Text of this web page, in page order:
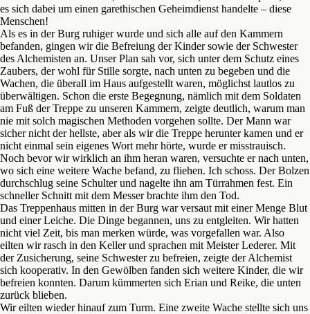
es sich dabei um einen garethischen Geheimdienst handelte – diese
Menschen!
Als es in der Burg ruhiger wurde und sich alle auf den Kammern
befanden, gingen wir die Befreiung der Kinder sowie der Schwester
des Alchemisten an. Unser Plan sah vor, sich unter dem Schutz eines
Zaubers, der wohl für Stille sorgte, nach unten zu begeben und die
Wachen, die überall im Haus aufgestellt waren, möglichst lautlos zu
überwältigen. Schon die erste Begegnung, nämlich mit dem Soldaten
am Fuß der Treppe zu unseren Kammern, zeigte deutlich, warum man
nie mit solch magischen Methoden vorgehen sollte. Der Mann war
sicher nicht der hellste, aber als wir die Treppe herunter kamen und er
nicht einmal sein eigenes Wort mehr hörte, wurde er misstrauisch.
Noch bevor wir wirklich an ihm heran waren, versuchte er nach unten,
wo sich eine weitere Wache befand, zu fliehen. Ich schoss. Der Bolzen
durchschlug seine Schulter und nagelte ihn am Türrahmen fest. Ein
schneller Schnitt mit dem Messer brachte ihm den Tod.
Das Treppenhaus mitten in der Burg war versaut mit einer Menge Blut
und einer Leiche. Die Dinge begannen, uns zu entgleiten. Wir hatten
nicht viel Zeit, bis man merken würde, was vorgefallen war. Also
eilten wir rasch in den Keller und sprachen mit Meister Lederer. Mit
der Zusicherung, seine Schwester zu befreien, zeigte der Alchemist
sich kooperativ. In den Gewölben fanden sich weitere Kinder, die wir
befreien konnten. Darum kümmerten sich Erian und Reike, die unten
zurück blieben.
Wir eilten wieder hinauf zum Turm. Eine zweite Wache stellte sich uns